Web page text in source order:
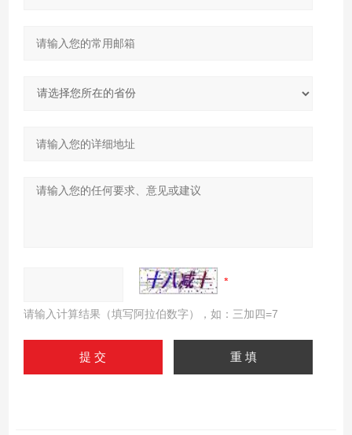
请输入计算结果（填写阿拉伯数字），如：三加四=7